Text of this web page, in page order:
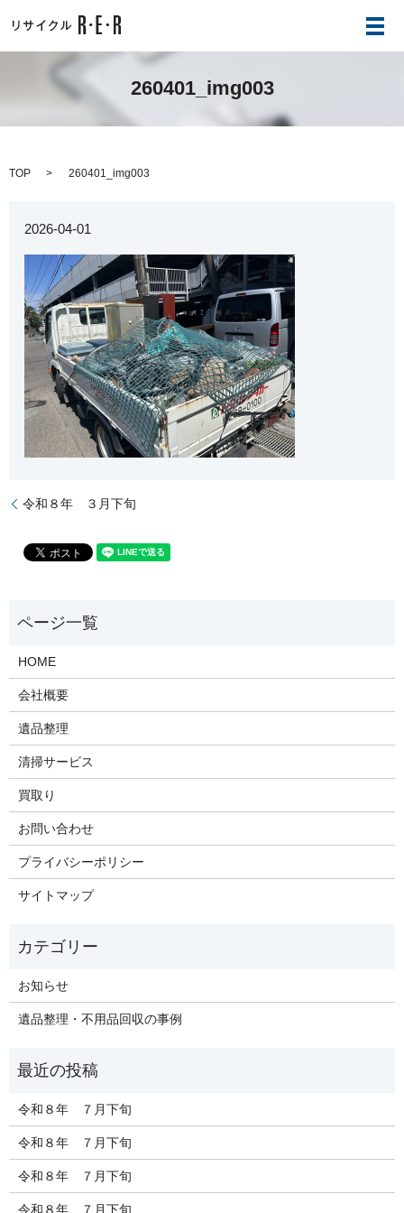
メ
260401_img003
TOP 260401_img003
2026-04-01
令和８年 ３月下旬
HOME
会社概要
遺品整理
清掃サービス
買取り
お問い合わせ
プライバシーポリシー
サイトマップ
お知らせ
遺品整理・不用品回収の事例
令和８年 ７月下旬
令和８年 ７月下旬
令和８年 ７月下旬
令和８年 ７月下旬